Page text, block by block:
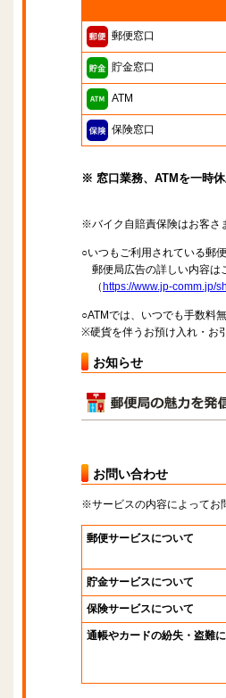
郵便窓口
貯金窓口
ATM
保険窓口
※ 窓口業務、ATMを一時休
※バイク自賠責保険はお客さ
○いつもご利用されている郵
郵便局広告の詳しい内容は
（ https://www.jp-comm.jp/
○ATMでは、いつでも手数料
※硬貨を伴うお預け入れ・お
お知らせ
お問い合わせ
※サービスの内容によってお
郵便サービスについて
貯金サービスについて
保険サービスについて
通帳やカードの紛失・盗難